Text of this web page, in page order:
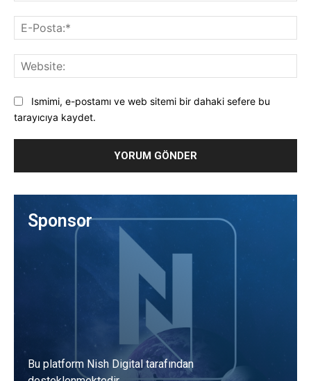
Ismimi, e-postamı ve web sitemi bir dahaki sefere bu
tarayıcıya kaydet.
Sponsor
Bu platform Nish Digital tarafından